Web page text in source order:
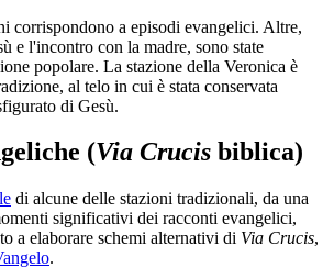
corrispondono a episodi evangelici. Altre,
e l'incontro con la madre, sono state
popolare. La stazione della Veronica è
al telo in cui è stata conservata
di Gesù.
(Via Crucis biblica)
di alcune delle stazioni tradizionali, da una
significativi dei racconti evangelici,
a elaborare schemi alternativi di Via Crucis,
.